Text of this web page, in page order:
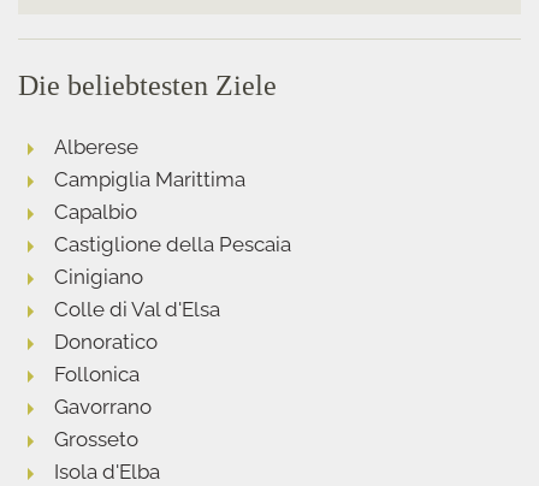
Die beliebtesten Ziele
Alberese
Campiglia Marittima
Capalbio
Castiglione della Pescaia
Cinigiano
Colle di Val d'Elsa
Donoratico
Follonica
Gavorrano
Grosseto
Isola d'Elba